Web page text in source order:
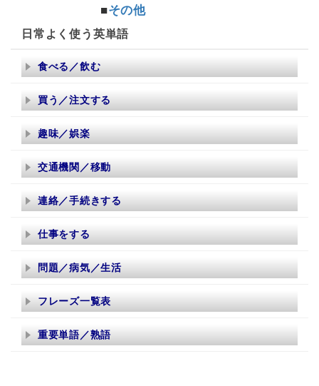
■その他
日常よく使う英単語
食べる／飲む
買う／注文する
趣味／娯楽
交通機関／移動
連絡／手続きする
仕事をする
問題／病気／生活
フレーズ一覧表
重要単語／熟語